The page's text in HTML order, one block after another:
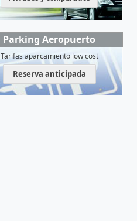
Parking Aeropuerto
Tarifas aparcamiento low cost
Reserva anticipada